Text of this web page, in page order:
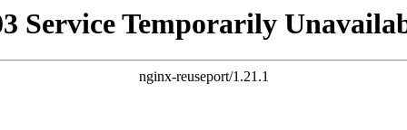
Service Temporarily
nginx-reuseport/1.21.1